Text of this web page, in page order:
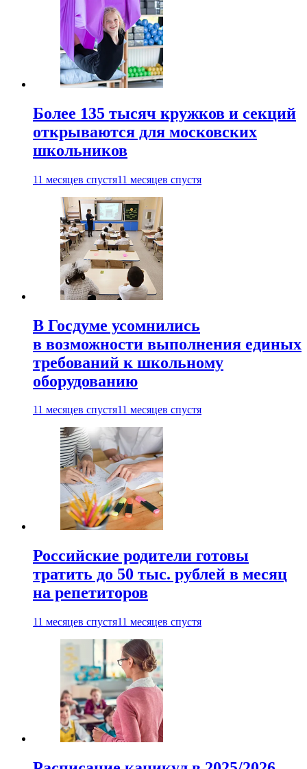
Более 135 тысяч кружков и секций
открываются для московских
школьников
11 месяцев спустя11 месяцев спустя
В Госдуме усомнились
в возможности выполнения единых
требований к школьному
оборудованию
11 месяцев спустя11 месяцев спустя
Российские родители готовы
тратить до 50 тыс. рублей в месяц
на репетиторов
11 месяцев спустя11 месяцев спустя